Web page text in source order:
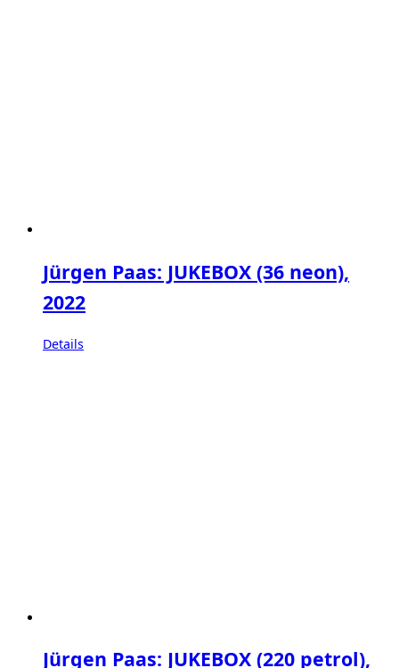
Jürgen Paas: JUKEBOX (36 neon),
2022
Details
Jürgen Paas: JUKEBOX (220 petrol),